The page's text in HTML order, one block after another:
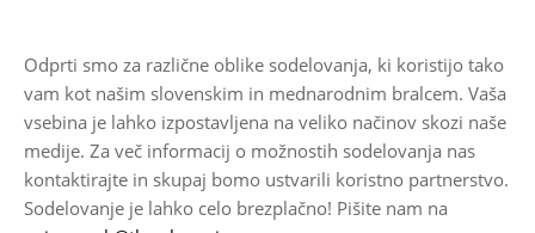
Odprti smo za različne oblike sodelovanja, ki koristijo tako
vam kot našim slovenskim in mednarodnim bralcem. Vaša
vsebina je lahko izpostavljena na veliko načinov skozi naše
medije. Za več informacij o možnostih sodelovanja nas
kontaktirajte in skupaj bomo ustvarili koristno partnerstvo.
Sodelovanje je lahko celo brezplačno! Pišite nam na